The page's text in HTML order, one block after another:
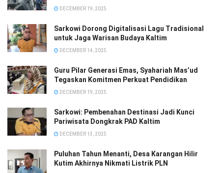
DECEMBER 19, 2025
Sarkowi Dorong Digitalisasi Lagu Tradisional
untuk Jaga Warisan Budaya Kaltim
DECEMBER 14, 2025
Guru Pilar Generasi Emas, Syahariah Mas’ud
Tegaskan Komitmen Perkuat Pendidikan
DECEMBER 19, 2025
Sarkowi: Pembenahan Destinasi Jadi Kunci
Pariwisata Dongkrak PAD Kaltim
DECEMBER 13, 2025
Puluhan Tahun Menanti, Desa Karangan Hilir
Kutim Akhirnya Nikmati Listrik PLN